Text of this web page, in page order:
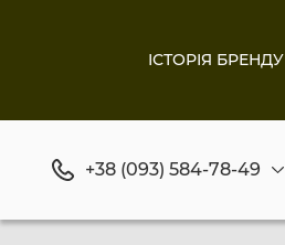
ІСТОРІЯ БРЕНДУ
+38 (093) 584-78-49